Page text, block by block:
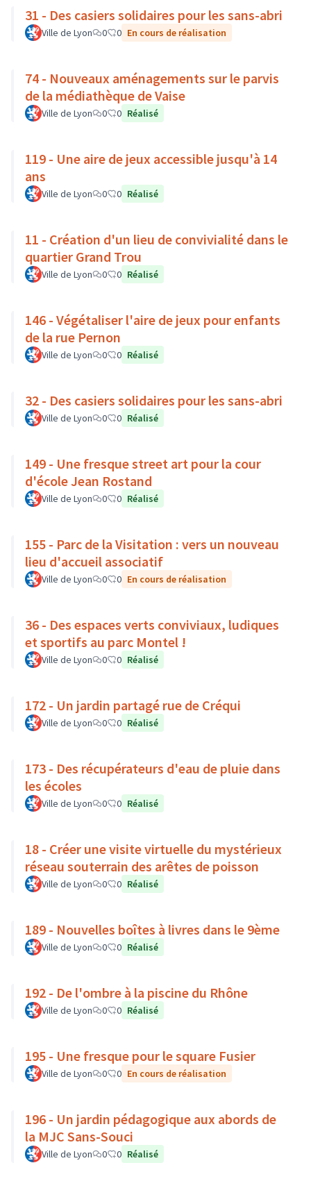
31 - Des casiers solidaires pour les sans-abri
Ville de Lyon 0 0 En cours de réalisation
74 - Nouveaux aménagements sur le parvis
de la médiathèque de Vaise
Ville de Lyon 0 0 Réalisé
119 - Une aire de jeux accessible jusqu'à 14
ans
Ville de Lyon 0 0 Réalisé
11 - Création d'un lieu de convivialité dans le
quartier Grand Trou
Ville de Lyon 0 0 Réalisé
146 - Végétaliser l'aire de jeux pour enfants
de la rue Pernon
Ville de Lyon 0 0 Réalisé
32 - Des casiers solidaires pour les sans-abri
Ville de Lyon 0 0 Réalisé
149 - Une fresque street art pour la cour
d'école Jean Rostand
Ville de Lyon 0 0 Réalisé
155 - Parc de la Visitation : vers un nouveau
lieu d'accueil associatif
Ville de Lyon 0 0 En cours de réalisation
36 - Des espaces verts conviviaux, ludiques
et sportifs au parc Montel !
Ville de Lyon 0 0 Réalisé
172 - Un jardin partagé rue de Créqui
Ville de Lyon 0 0 Réalisé
173 - Des récupérateurs d'eau de pluie dans
les écoles
Ville de Lyon 0 0 Réalisé
18 - Créer une visite virtuelle du mystérieux
réseau souterrain des arêtes de poisson
Ville de Lyon 0 0 Réalisé
189 - Nouvelles boîtes à livres dans le 9ème
Ville de Lyon 0 0 Réalisé
192 - De l'ombre à la piscine du Rhône
Ville de Lyon 0 0 Réalisé
195 - Une fresque pour le square Fusier
Ville de Lyon 0 0 En cours de réalisation
196 - Un jardin pédagogique aux abords de
la MJC Sans-Souci
Ville de Lyon 0 0 Réalisé